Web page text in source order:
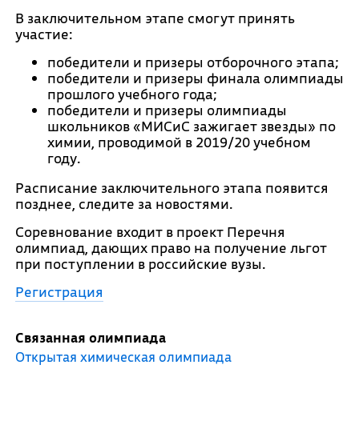
В заключительном этапе смогут принять
участие:
победители и призеры отборочного этапа;
победители и призеры финала олимпиады
прошлого учебного года;
победители и призеры олимпиады
школьников «МИСиС зажигает звезды» по
химии, проводимой в 2019/20 учебном
году.
Расписание заключительного этапа появится
позднее, следите за новостями.
Соревнование входит в проект Перечня
олимпиад, дающих право на получение льгот
при поступлении в российские вузы.
Регистрация
Связанная олимпиада
Открытая химическая олимпиада